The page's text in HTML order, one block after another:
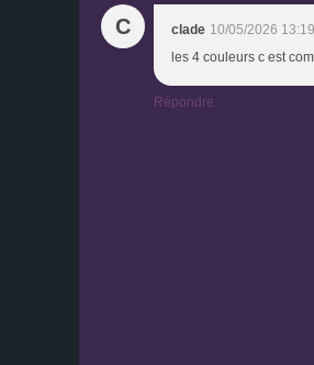
C clade 10/05/2026 13:19
les 4 couleurs c est
Répondre